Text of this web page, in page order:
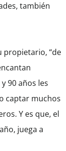
también
propietario, “de
90 años les
captar muchos
Y es que, el
juega a